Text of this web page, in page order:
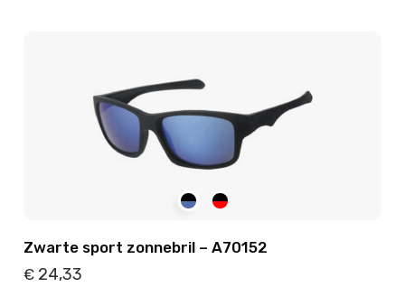
Zwarte sport zonnebril – A70152
€24,33